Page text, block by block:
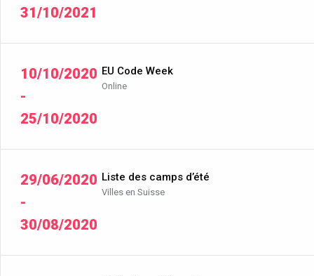
31/10/2021
10/10/2020
-
25/10/2020
EU Code Week
Online
29/06/2020
-
30/08/2020
Liste des camps d’été
Villes en Suisse